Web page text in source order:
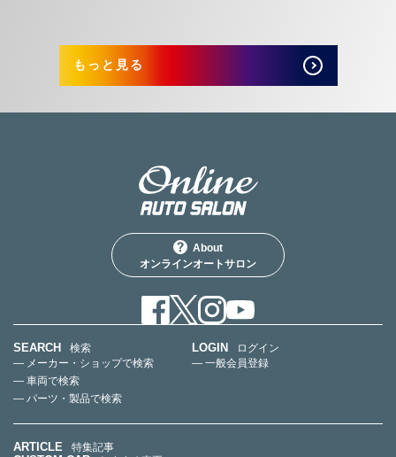
もっと見る
About
オンラインオートサロン
SEARCH
検索
— メーカー・ショップで検索
— 車両で検索
— パーツ・製品で検索
LOGIN
ログイン
— 一般会員登録
ARTICLE 特集記事